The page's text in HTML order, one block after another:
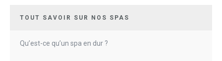
TOUT SAVOIR SUR NOS SPAS
Qu’est-ce qu’un spa en dur ?